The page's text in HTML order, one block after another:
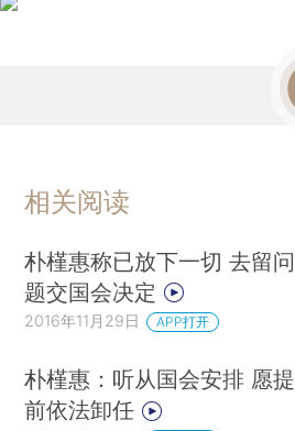
相关阅读
朴槿惠称已放下一切 去留问
题交国会决定
2016年11月29日 APP打开
朴槿惠：听从国会安排 愿提
前依法卸任